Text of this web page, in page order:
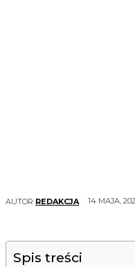
AUTOR REDAKCJA 14 MAJA,
Spis treści